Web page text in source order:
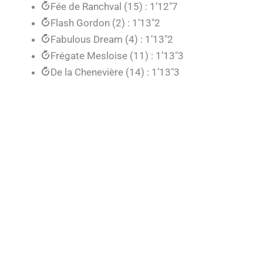
Fée de Ranchval (15) : 1’12″7
Flash Gordon (2) : 1’13″2
Fabulous Dream (4) : 1’13″2
Frégate Mesloise (11) : 1’13″3
De la Chenevière (14) : 1’13″3